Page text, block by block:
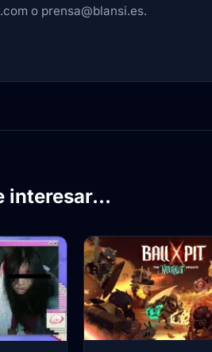
o prensa@blansi.es.
interesar...